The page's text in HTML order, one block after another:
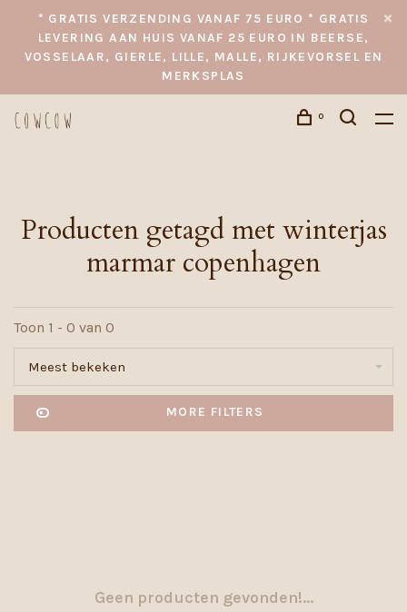
* GRATIS VERZENDING VANAF 75 EURO * GRATIS
LEVERING AAN HUIS VANAF 25 EURO IN BEERSE,
VOSSELAAR, GIERLE, LILLE, MALLE, RIJKEVORSEL EN
MERKSPLAS
0
Producten getagd met winterjas
marmar copenhagen
Toon 1 - 0 van 0
Meest bekeken
MORE FILTERS
Geen producten gevonden!...